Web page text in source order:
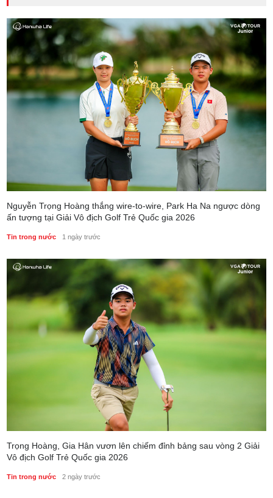
Phong cách sống 5 ngày trước
Nguyễn Trọng Hoàng thắng wire-to-wire, Park Ha Na ngược dòng
ấn tượng tại Giải Vô địch Golf Trẻ Quốc gia 2026
Tin trong nước 1 ngày trước
Trọng Hoàng, Gia Hân vươn lên chiếm đỉnh bảng sau vòng 2 Giải
Vô địch Golf Trẻ Quốc gia 2026
Tin trong nước 2 ngày trước